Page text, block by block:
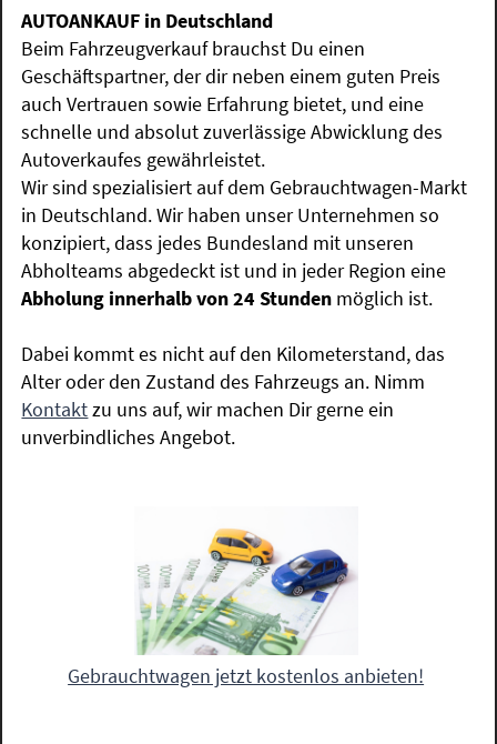
AUTOANKAUF in Deutschland
Beim Fahrzeugverkauf brauchst Du einen
Geschäftspartner, der dir neben einem guten Preis
auch Vertrauen sowie Erfahrung bietet, und eine
schnelle und absolut zuverlässige Abwicklung des
Autoverkaufes gewährleistet.
Wir sind spezialisiert auf dem Gebrauchtwagen-Markt
in Deutschland. Wir haben unser Unternehmen so
konzipiert, dass jedes Bundesland mit unseren
Abholteams abgedeckt ist und in jeder Region eine
Abholung innerhalb von 24 Stunden möglich ist.
Dabei kommt es nicht auf den Kilometerstand, das
Alter oder den Zustand des Fahrzeugs an. Nimm
Kontaktzu uns auf, wir machen Dir gerne ein
unverbindliches Angebot.
Gebrauchtwagen jetzt kostenlos anbieten!